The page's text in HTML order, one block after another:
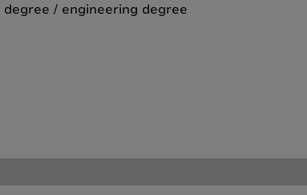
/ engineering degree